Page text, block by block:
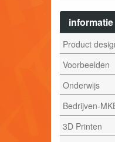
informatie
Product
Voorbeelden
Onderwijs
Bedrijven-
3D Printen